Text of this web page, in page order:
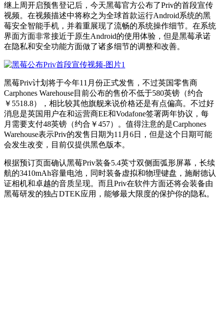
继上周开启预售登记后，今天黑莓官方公布了Priv的首段宣传
视频。在视频描述中将称之为全球首款运行Android系统的黑
莓安全智能手机，并着重展现了流畅的系统操作细节。在系统
界面方面非常接近于原生Android的使用体验，但是黑莓承诺
在隐私和安全功能方面做了诸多细节的调整和改善。
黑莓Priv计划将于今年11月份正式发售，不过英国零售商
Carphones Warehouse目前公布的售价不低于580英镑（约合
￥5518.8），相比较其他旗舰来说价格还是有点偏高。不过好
消息是英国用户在和运营商EE和Vodafone签署两年协议，每
月需要支付48英镑（约合￥457）。值得注意的是Carphones
Warehouse表示Priv的发售日期为11月6日，但是这个日期可能
会发生改变，目前仅提供黑色版本。
根据预订页面确认黑莓Priv装备5.4英寸双侧面弧形屏幕，长续
航的3410mAh容量电池，同时装备虚拟和物理键盘，施耐德认
证相机和卓越的音质呈现。而且Priv在软件方面还将会装备由
黑莓研发的独占DTEK应用，能够最大限度的保护你的隐私。